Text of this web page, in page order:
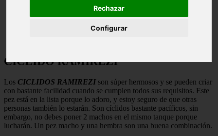
Rechazar
Configurar
CÍCLIDO RAMIREZI
Los CICLIDOS RAMIREZI son súper hermosos y se pueden criar
con bastante facilidad cuando se cumplen todos sus requisitos. Este
pez está en la lista porque lo adoro, y estoy seguro de que otras
personas también lo estarán. Son cíclidos bastante pacíficos, sin
embargo, no debes poner 2 machos en el mismo tanque porque
lucharán. Un pez macho y una hembra son una buena combinación.